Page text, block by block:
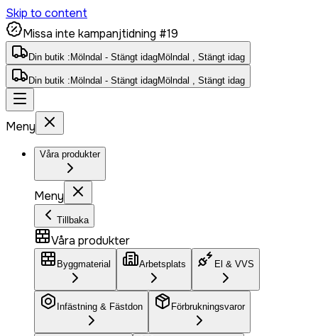
Skip to content
Missa inte kampanjtidning #19
Din butik : Mölndal - Stängt idagMölndal , Stängt idag
Din butik : Mölndal - Stängt idagMölndal , Stängt idag
Meny
Våra produkter
Meny
Tillbaka
Våra produkter
Byggmaterial Arbetsplats El & VVS
Infästning & Fästdon Förbrukningsvaror